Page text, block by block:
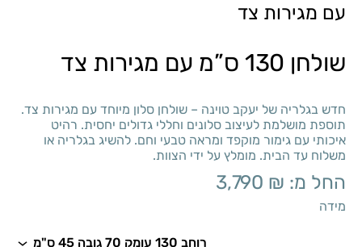
עם מגירות צד
שולחן 130 ס”מ עם מגירות צד
חדש בגלריה של יעקב טוינה – שולחן סלון מיוחד עם מגירות צד.
תוספת מושלמת לעיצוב סלונים וחללי גדולים יחסית. רהיט
איכותי עם גימור מוקפד ומראה טבעי וחם. להשיג בגלריה או
משלוח עד הבית. מומלץ על ידי הצוות.
החל מ: 3,790 ₪
מידה